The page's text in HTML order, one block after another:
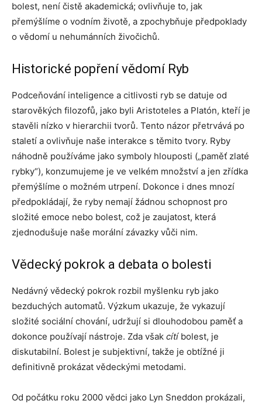
bolest, není čistě akademická; ovlivňuje to, jak
přemýšlíme o vodním životě, a zpochybňuje předpoklady
o vědomí u nehumánních živočichů.
Historické popření vědomí Ryb
Podceňování inteligence a citlivosti ryb se datuje od
starověkých filozofů, jako byli Aristoteles a Platón, kteří je
stavěli nízko v hierarchii tvorů. Tento názor přetrvává po
staletí a ovlivňuje naše interakce s těmito tvory. Ryby
náhodně používáme jako symboly hlouposti („paměť zlaté
rybky“), konzumujeme je ve velkém množství a jen zřídka
přemýšlíme o možném utrpení. Dokonce i dnes mnozí
předpokládají, že ryby nemají žádnou schopnost pro
složité emoce nebo bolest, což je zaujatost, která
zjednodušuje naše morální závazky vůči nim.
Vědecký pokrok a debata o bolesti
Nedávný vědecký pokrok rozbil myšlenku ryb jako
bezduchých automatů. Výzkum ukazuje, že vykazují
složité sociální chování, udržují si dlouhodobou paměť a
dokonce používají nástroje. Zda však cítíbolest, je
diskutabilní. Bolest je subjektivní, takže je obtížné ji
definitivně prokázat vědeckými metodami.
Od počátku roku 2000 vědci jako Lyn Sneddon prokázali,